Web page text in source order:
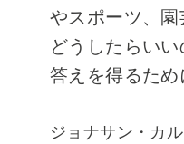
やスポーツ、
どうしたらい
答えを得るため
ジョナサン・カ